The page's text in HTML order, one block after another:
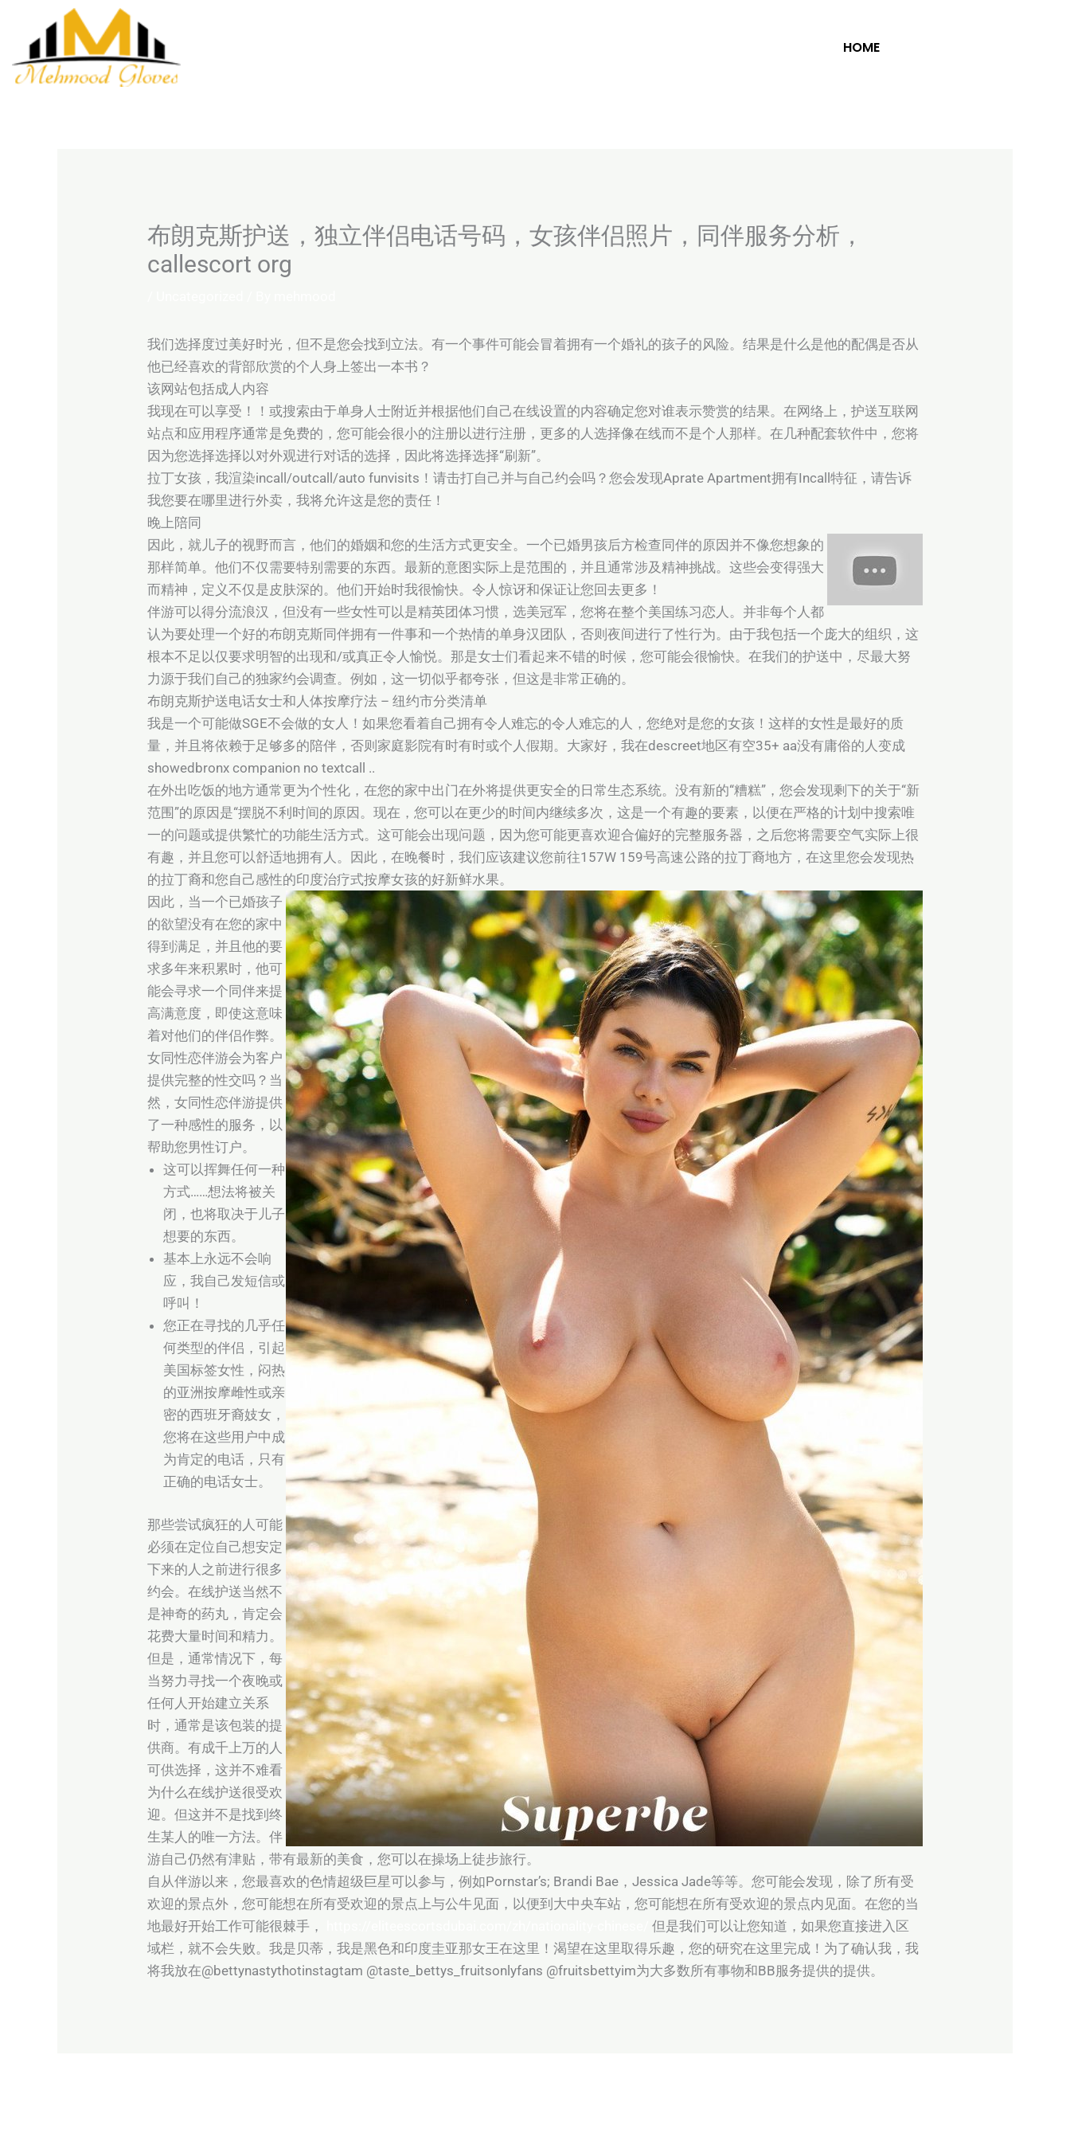
content
HOME
布朗克斯护送，独立伴侣电话号码，女孩伴侣照片，同伴服务分析，
callescort org
我们选择度过美好时光，但不是您会找到立法。有一个事件可能会冒着拥有一个婚礼的孩子的风险。结果是什么是他的配偶是否从
他已经喜欢的背部欣赏的个人身上签出一本书？
该网站包括成人内容
我现在可以享受！！或搜索由于单身人士附近并根据他们自己在线设置的内容确定您对谁表示赞赏的结果。在网络上，护送互联网
站点和应用程序通常是免费的，您可能会很小的注册以进行注册，更多的人选择像在线而不是个人那样。在几种配套软件中，您将
因为您选择选择以对外观进行对话的选择，因此将选择选择“刷新”。
拉丁女孩，我渲染incall/outcall/auto funvisits！请击打自己并与自己约会吗？您会发现Aprate Apartment拥有Incall特征，请告诉
我您要在哪里进行外卖，我将允许这是您的责任！
晚上陪同
因此，就儿子的视野而言，他们的婚姻和您的生活方式更安全。一个已婚男孩后方检查同伴的原因并不像您想象的
那样简单。他们不仅需要特别需要的东西。最新的意图实际上是范围的，并且通常涉及精神挑战。这些会变得强大
而精神，定义不仅是皮肤深的。他们开始时我很愉快。令人惊讶和保证让您回去更多！
伴游可以得分流浪汉，但没有一些女性可以是精英团体习惯，选美冠军，您将在整个美国练习恋人。并非每个人都
认为要处理一个好的布朗克斯同伴拥有一件事和一个热情的单身汉团队，否则夜间进行了性行为。由于我包括一个庞大的组织，这
根本不足以仅要求明智的出现和/或真正令人愉悦。那是女士们看起来不错的时候，您可能会很愉快。在我们的护送中，尽最大努
力源于我们自己的独家约会调查。例如，这一切似乎都夸张，但这是非常正确的。
布朗克斯护送电话女士和人体按摩疗法 – 纽约市分类清单
我是一个可能做SGE不会做的女人！如果您看着自己拥有令人难忘的令人难忘的人，您绝对是您的女孩！这样的女性是最好的质
量，并且将依赖于足够多的陪伴，否则家庭影院有时有时或个人假期。大家好，我在descreet地区有空35+ aa没有庸俗的人变成
showedbronx companion no textcall ..
在外出吃饭的地方通常更为个性化，在您的家中出门在外将提供更安全的日常生态系统。没有新的“糟糕”，您会发现剩下的关于“新
范围”的原因是“摆脱不利时间的原因。现在，您可以在更少的时间内继续多次，这是一个有趣的要素，以便在严格的计划中搜索唯
一的问题或提供繁忙的功能生活方式。这可能会出现问题，因为您可能更喜欢迎合偏好的完整服务器，之后您将需要空气实际上很
有趣，并且您可以舒适地拥有人。因此，在晚餐时，我们应该建议您前往157W 159号高速公路的拉丁裔地方，在这里您会发现热
的拉丁裔和您自己感性的印度治疗式按摩女孩的好新鲜水果。
因此，当一个已婚孩子
的欲望没有在您的家中
得到满足，并且他的要
求多年来积累时，他可
能会寻求一个同伴来提
高满意度，即使这意味
着对他们的伴侣作弊。
女同性恋伴游会为客户
提供完整的性交吗？当
然，女同性恋伴游提供
了一种感性的服务，以
帮助您男性订户。
这可以挥舞任何一种
方式……想法将被关
闭，也将取决于儿子
想要的东西。
基本上永远不会响
应，我自己发短信或
呼叫！
您正在寻找的几乎任
何类型的伴侣，引起
美国标签女性，闷热
的亚洲按摩雌性或亲
密的西班牙裔妓女，
您将在这些用户中成
为肯定的电话，只有
正确的电话女士。
那些尝试疯狂的人可能
必须在定位自己想安定
下来的人之前进行很多
约会。在线护送当然不
是神奇的药丸，肯定会
花费大量时间和精力。
但是，通常情况下，每
当努力寻找一个夜晚或
任何人开始建立关系
时，通常是该包装的提
供商。有成千上万的人
可供选择，这并不难看
为什么在线护送很受欢
迎。但这并不是找到终
生某人的唯一方法。伴
游自己仍然有津贴，带有最新的美食，您可以在操场上徒步旅行。
自从伴游以来，您最喜欢的色情超级巨星可以参与，例如Pornstar’s; Brandi Bae，Jessica Jade等等。您可能会发现，除了所有受
欢迎的景点外，您可能想在所有受欢迎的景点上与公牛见面，以便到大中央车站，您可能想在所有受欢迎的景点内见面。在您的当
地最好开始工作可能很棘手，
但是我们可以让您知道，如果您直接进入区
域栏，就不会失败。我是贝蒂，我是黑色和印度圭亚那女王在这里！渴望在这里取得乐趣，您的研究在这里完成！为了确认我，我
将我放在@bettynastythotinstagtam @taste_bettys_fruitsonlyfans @fruitsbettyim为大多数所有事物和BB服务提供的提供。